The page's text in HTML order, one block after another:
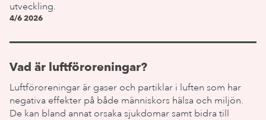
utveckling.
4/6 2026
Vad är luftföroreningar?
Luftföroreningar är gaser och partiklar i luften som har
negativa effekter på både människors hälsa och miljön.
De kan bland annat orsaka sjukdomar samt bidra till